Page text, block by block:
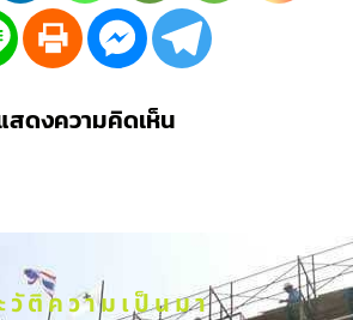
สดงความคิดเห็น
วัติความเป็นมา